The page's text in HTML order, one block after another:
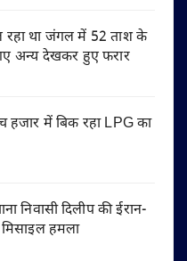
रहा था जंगल में 52 ताश के
अन्य देखकर हुए फरार
में बिक रहा LPG का
निवासी दिलीप की ईरान-
हमला